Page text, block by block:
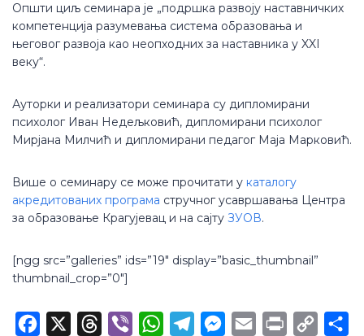
Општи циљ семинара је „подршка развоју наставничких
компетенција разумевања система образовања и
његовог развоја као неопходних за наставника у XXI
веку“.
Ауторки и реализатори семинара су дипломирани
психолог Иван Недељковић, дипломирани психолог
Мирјана Милчић и дипломирани педагог Маја Марковић.
Више о семинару се може прочитати у каталогу
акредитованих програма стручног усавршавања Центра
за образовање Крагујевац и на сајту ЗУОВ.
[ngg src=”galleries” ids=”19″ display=”basic_thumbnail”
thumbnail_crop=”0″]
Facebook Threads
Viber WhatsAppTelegramMessenger
Email Print
Copy